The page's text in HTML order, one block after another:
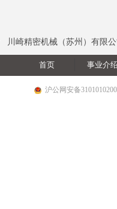
首页 事业介
川崎精密机械（苏州）有限
沪公网安备